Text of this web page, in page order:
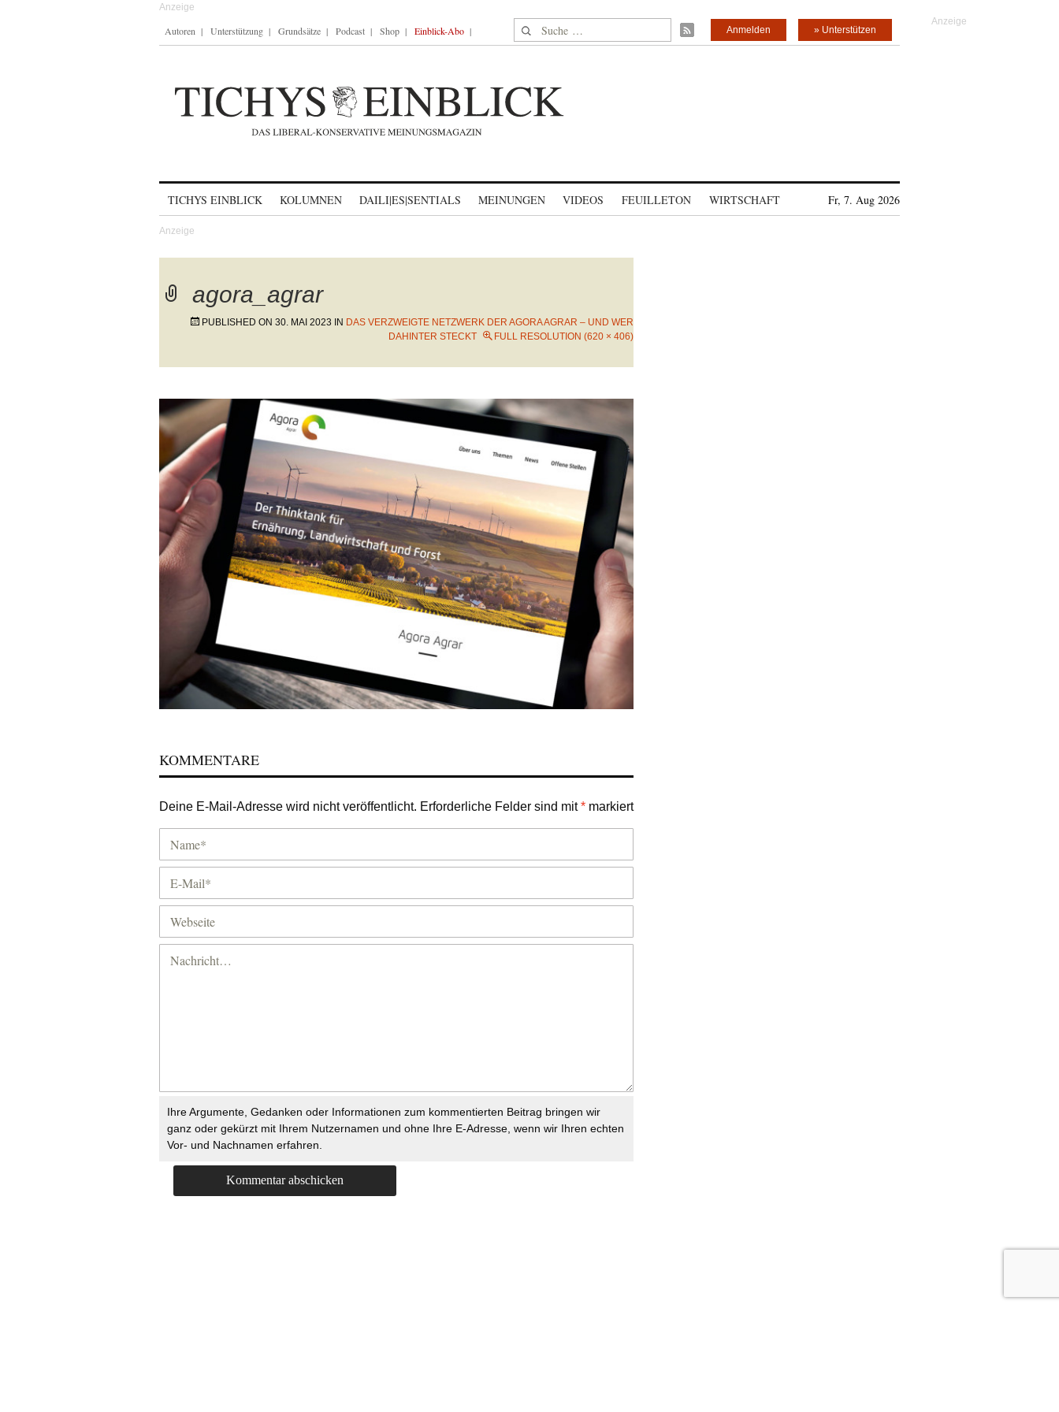
Autoren Unterstützung Grundsätze Podcast Shop Einblick-Abo Suche nach: » Unterstützen
Anmelden
TICHYS EINBLICK KOLUMNEN DAILI|ES|SENTIALS MEINUNGEN VIDEOS FEUILLETON WIRTSCHAFT Fr, 7. Aug 2026
agora_agrar
PUBLISHED ON 30. MAI 2023 IN DAS VERZWEIGTE NETZWERK DER AGORA AGRAR – UND WER
DAHINTER STECKT
FULL RESOLUTION (620 × 406)
KOMMENTARE
Deine E-Mail-Adresse wird nicht veröffentlicht. Erforderliche Felder sind mit* markiert
Ihre Argumente, Gedanken oder Informationen zum kommentierten Beitrag bringen wir
ganz oder gekürzt mit Ihrem Nutzernamen und ohne Ihre E-Adresse, wenn wir Ihren echten
Vor- und Nachnamen erfahren.